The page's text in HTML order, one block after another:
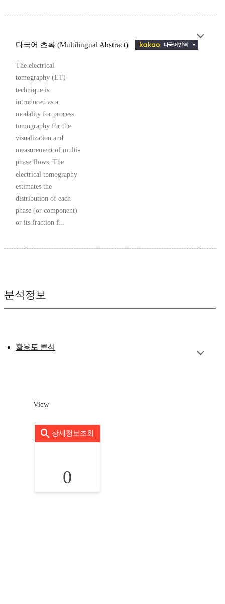
다국어 초록 (Multilingual Abstract)
The electrical
tomography (ET)
technique is
introduced as a
modality for process
tomography for the
visualization and
measurement of multi-
phase flows. The
electrical tomography
estimates the
distribution of each
phase (or component)
or its fraction f...
분석정보
활용도 분석
View
상세정보조회
0